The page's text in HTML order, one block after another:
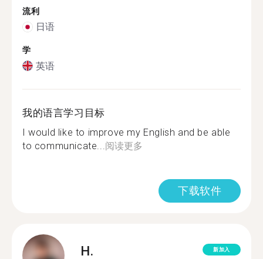
流利
日语
学
英语
我的语言学习目标
I would like to improve my English and be able
to communicate... 阅读更多
下载软件
H. 新加入